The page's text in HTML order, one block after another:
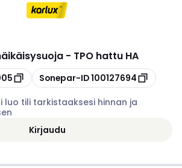
- TPO hattu HA
Kopioi
Sonepar-ID100127694
luo tili tarkistaaksesi hinnan ja
Kirjaudu